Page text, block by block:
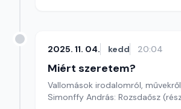
2025. 11. 04. kedd 20:04
Miért szeretem?
Vallomások irodalomról,
Simonffy András: Rozsdaősz